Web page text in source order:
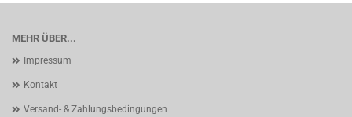
MEHR ÜBER...
Impressum
Kontakt
Versand- & Zahlungsbedingungen